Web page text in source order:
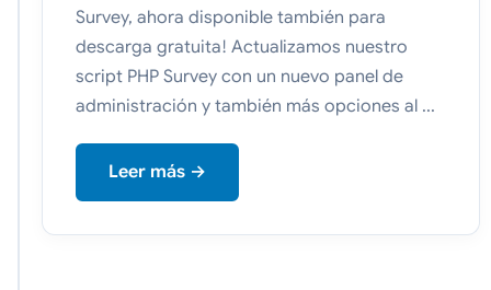
Survey, ahora disponible también para
descarga gratuita! Actualizamos nuestro
script PHP Survey con un nuevo panel de
administración y también más opciones al ...
Leer más →